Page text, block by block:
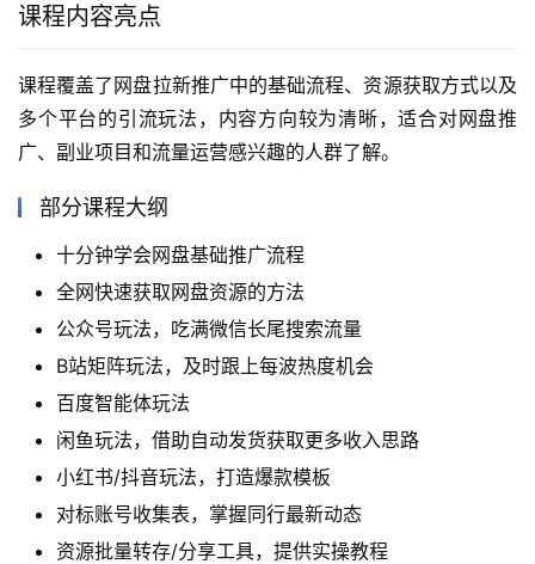
课程内容亮点
课程覆盖了网盘拉新推广中的基础流程、资源获取方式以及
多个平台的引流玩法，内容方向较为清晰，适合对网盘推
广、副业项目和流量运营感兴趣的人群了解。
部分课程大纲
十分钟学会网盘基础推广流程
全网快速获取网盘资源的方法
公众号玩法，吃满微信长尾搜索流量
B站矩阵玩法，及时跟上每波热度机会
百度智能体玩法
闲鱼玩法，借助自动发货获取更多收入思路
小红书/抖音玩法，打造爆款模板
对标账号收集表，掌握同行最新动态
资源批量转存/分享工具，提供实操教程